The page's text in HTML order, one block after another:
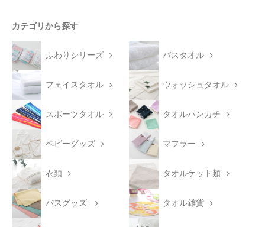
カテゴリから探す
ふわりシリーズ バスタオル
フェイスタオル ウォッシュタオル
スポーツタオル タオルハンカチ
ベビーグッズ マフラー
衣類 タオルケット類
バスグッズ タオル雑貨